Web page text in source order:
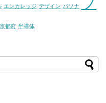
エンカレッジ デザイン パソナ
京都府 半導体